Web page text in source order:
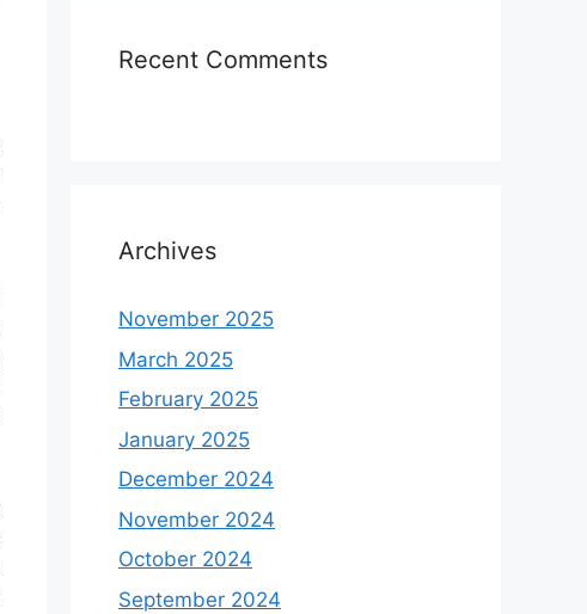
Recent Comments
Archives
November 2025
March 2025
February 2025
January 2025
December 2024
November 2024
October 2024
September 2024